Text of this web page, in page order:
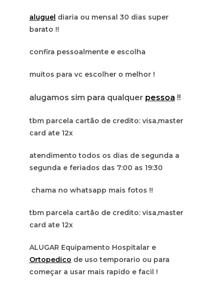
aluguel diaria ou mensal 30 dias super
barato !!
confira pessoalmente e escolha
muitos para vc escolher o melhor !
alugamos sim para qualquer pessoa !!
tbm parcela cartão de credito: visa,master
card ate 12x
atendimento todos os dias de segunda a
segunda e feriados das 7:00 as 19:30
chama no whatsapp mais fotos !!
tbm parcela cartão de credito: visa,master
card ate 12x
ALUGAR Equipamento Hospitalar e
Ortopedico de uso temporario ou para
começar a usar mais rapido e facil !